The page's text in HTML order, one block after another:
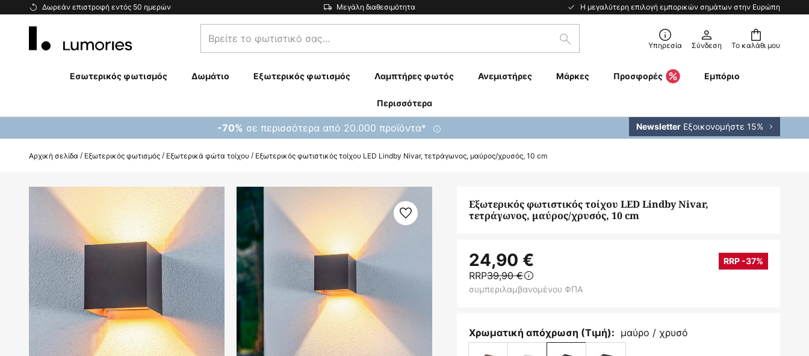
Δωρεάν επιστροφή εντός 50 ημερών Μεγάλη διαθεσιμότητα Η μεγαλύτερη επιλογή εμπορικών σημάτων στην Ευρώπη
Μετάβαση
Το καλάθι μου
Βρείτε
το
σας...
Αναζήτηση Υπηρεσία Σύνδεση
Εσωτερικός φωτισμός Δωμάτιο Εξωτερικός φωτισμός Λαμπτήρες φωτός Ανεμιστήρες Μάρκες Προσφορές Εμπόριο
Περισσότερα
-70% σε περισσότερα από 20.000 προϊόντα* Newsletter Εξοικονομήστε 15%
Αρχική σελίδα Εξωτερικός φωτισμός Εξωτερικά φώτα τοίχου Εξωτερικός φωτιστικός τοίχου LED Lindby Nivar, τετράγωνος, μαύρος/χρυσός, 10 cm
Μετάβαση
της
συλλογής
εικόνων
Εξωτερικός φωτιστικός τοίχου LED Lindby Nivar,
τετράγωνος, μαύρος/χρυσός, 10 cm
24,90 € RRP -37%
RRP39,90 €
συμπεριλαμβανομένου ΦΠΑ
Χρωματική απόχρωση (Τιμή): μαύρο / χρυσό